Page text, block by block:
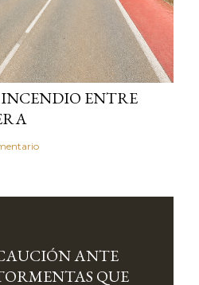
ENTRE
ANTE
QUE